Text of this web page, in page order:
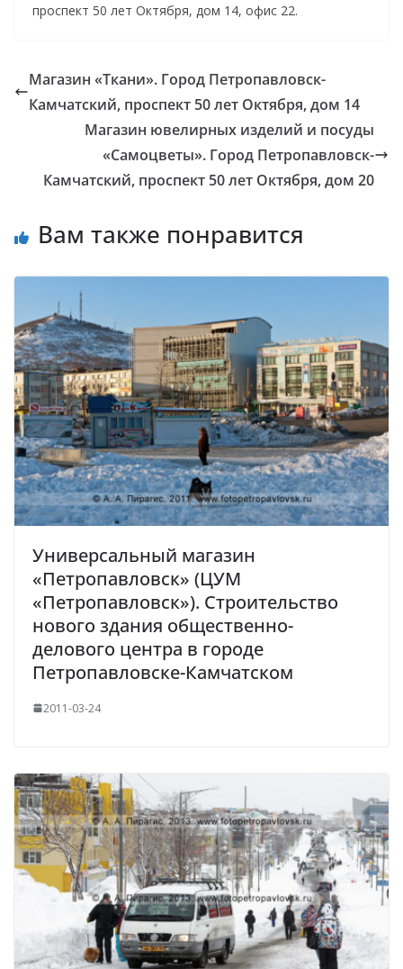
проспект 50 лет Октября, дом 14, офис 22.
Магазин «Ткани». Город Петропавловск-
Камчатский, проспект 50 лет Октября, дом 14
Магазин ювелирных изделий и посуды
«Самоцветы». Город Петропавловск-
Камчатский, проспект 50 лет Октября, дом 20
Вам также понравится
Универсальный магазин
«Петропавловск» (ЦУМ
«Петропавловск»). Строительство
нового здания общественно-
делового центра в городе
Петропавловске-Камчатском
2011-03-24